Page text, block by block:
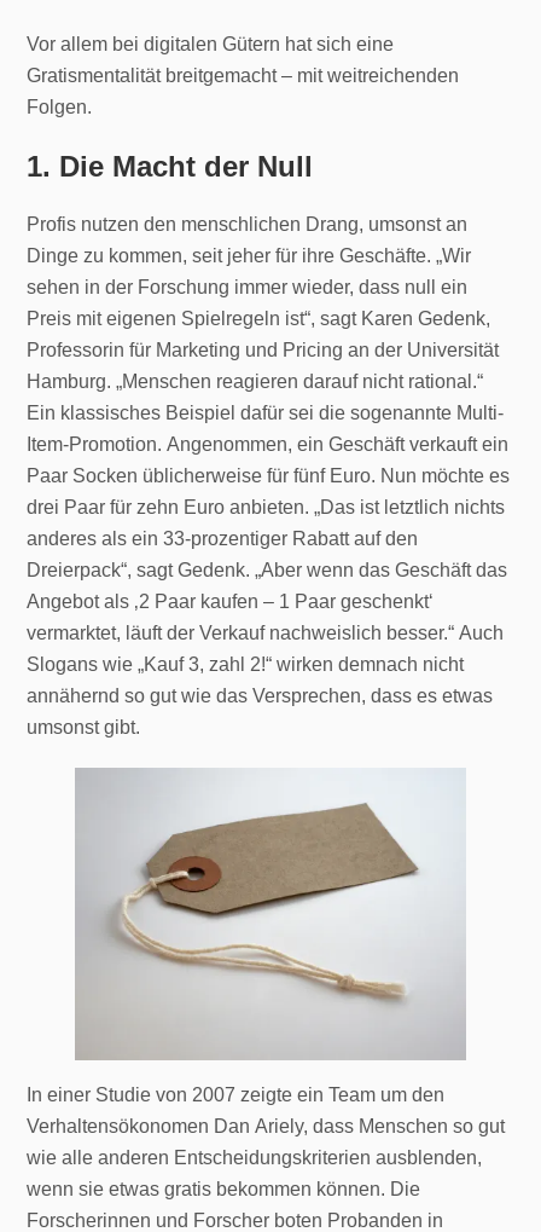
Vor allem bei digitalen Gütern hat sich eine
Gratismentalität breitgemacht – mit weitreichenden
Folgen.
1. Die Macht der Null
Profis nutzen den menschlichen Drang, umsonst an
Dinge zu kommen, seit jeher für ihre Geschäfte. „Wir
sehen in der Forschung immer wieder, dass null ein
Preis mit eigenen Spielregeln ist“, sagt Karen Gedenk,
Professorin für Marketing und Pricing an der Universität
Hamburg. „Menschen reagieren darauf nicht rational.“
Ein klassisches Beispiel dafür sei die sogenannte Multi-
Item-Promotion. Angenommen, ein Geschäft verkauft ein
Paar Socken üblicherweise für fünf Euro. Nun möchte es
drei Paar für zehn Euro anbieten. „Das ist letztlich nichts
anderes als ein 33-prozentiger Rabatt auf den
Dreierpack“, sagt Gedenk. „Aber wenn das Geschäft das
Angebot als ‚2 Paar kaufen – 1 Paar geschenkt‘
vermarktet, läuft der Verkauf nachweislich besser.“ Auch
Slogans wie „Kauf 3, zahl 2!“ wirken demnach nicht
annähernd so gut wie das Versprechen, dass es etwas
umsonst gibt.
In einer Studie von 2007 zeigte ein Team um den
Verhaltensökonomen Dan Ariely, dass Menschen so gut
wie alle anderen Entscheidungskriterien ausblenden,
wenn sie etwas gratis bekommen können. Die
Forscherinnen und Forscher boten Probanden in